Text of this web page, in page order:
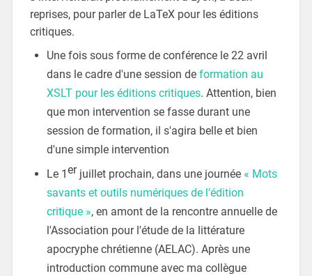
reprises, pour parler de LaTeX pour les éditions
critiques.
Une fois sous forme de conférence le 22 avril
dans le cadre d'une session de formation au
XSLTpour les éditions critiques. Attention, bien
que mon intervention se fasse durant une
session de formation, il s'agira belle et bien
d'une simple intervention
Le 1er juillet prochain, dans une journée « Mots
savants et outils numériques de l'édition
critique », en amont de la rencontre annuelle de
l'Association pour l'étude de la littérature
apocryphe chrétienne (AELAC). Après une
introduction commune avec ma collègue